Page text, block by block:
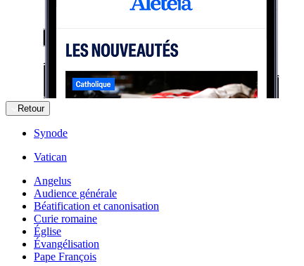
Retour
Synode
Vatican
Angelus
Audience générale
Béatification et canonisation
Curie romaine
Église
Évangélisation
Pape François